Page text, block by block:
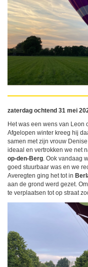
zaterdag ochtend 31 mei
Het was een wens van Leon
Afgelopen winter kreeg hij
samen met zijn vrouw
ideaal en vertrokken we net
op-den-Berg. Ook vandaag
goed stuurbaar was en we
Averegten ging het tot in
aan de grond werd gezet.
te verplaatsen tot op straat